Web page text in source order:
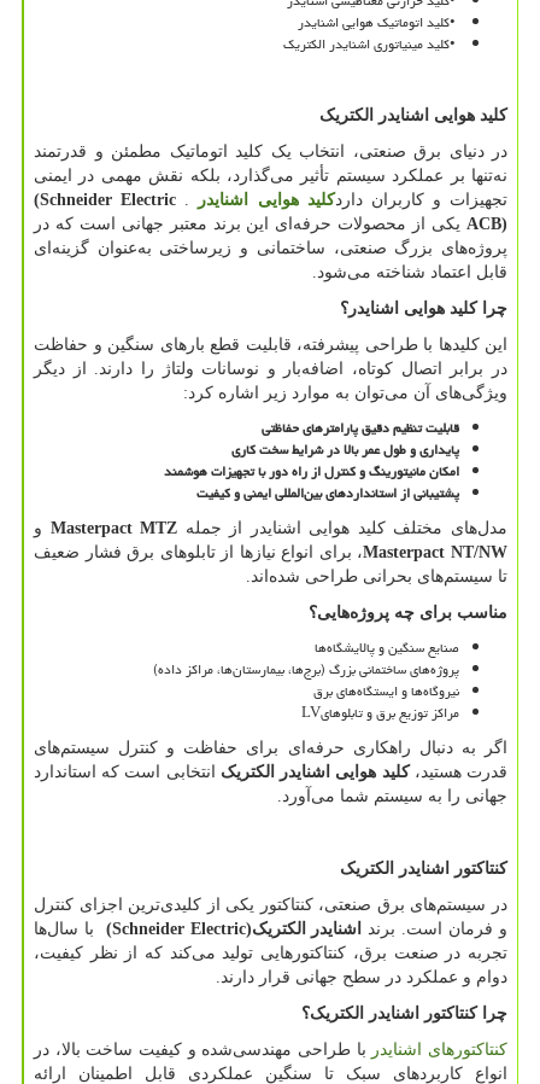
•کلید اتوماتیک هوایی اشنایدر
•کلید مینیاتوری اشنایدر الکتریک
کلید هوایی اشنایدر الکتریک
در دنیای برق صنعتی، انتخاب یک کلید اتوماتیک مطمئن و قدرتمند
نه‌تنها بر عملکرد سیستم تأثیر می‌گذارد، بلکه نقش مهمی در ایمنی
تجهیزات و کاربران داردکلید هوایی اشنایدر
(Schneider Electric
ACB) یکی از محصولات حرفه‌ای این برند معتبر جهانی است که در
پروژه‌های بزرگ صنعتی، ساختمانی و زیرساختی به‌عنوان گزینه‌ای
قابل اعتماد شناخته می‌شود.
چرا کلید هوایی اشنایدر؟
این کلیدها با طراحی پیشرفته، قابلیت قطع بارهای سنگین و حفاظت
در برابر اتصال کوتاه، اضافه‌بار و نوسانات ولتاژ را دارند. از دیگر
ویژگی‌های آن می‌توان به موارد زیر اشاره کرد:
قابلیت تنظیم دقیق پارامترهای حفاظتی
پایداری و طول عمر بالا در شرایط سخت کاری
امکان مانیتورینگ و کنترل از راه دور با تجهیزات هوشمند
پشتیبانی از استانداردهای بین‌المللی ایمنی و کیفیت
مدل‌های مختلف کلید هوایی اشنایدر از جمله Masterpact MTZ و
Masterpact NT/NW، برای انواع نیازها از تابلوهای برق فشار ضعیف
تا سیستم‌های بحرانی طراحی شده‌اند.
مناسب برای چه پروژه‌هایی؟
صنایع سنگین و پالایشگاه‌ها
پروژه‌های ساختمانی بزرگ (برج‌ها، بیمارستان‌ها، مراکز داده)
نیروگاه‌ها و ایستگاه‌های برق
مراکز توزیع برق و تابلوهایLV
اگر به دنبال راهکاری حرفه‌ای برای حفاظت و کنترل سیستم‌های
قدرت هستید،کلید هوایی اشنایدر الکتریک انتخابی است که استاندارد
جهانی را به سیستم شما می‌آورد.
کنتاکتور اشنایدر الکتریک
در سیستم‌های برق صنعتی، کنتاکتور یکی از کلیدی‌ترین اجزای کنترل
و فرمان است. برند
اشنایدر الکتریک(Schneider Electric)
با سال‌ها
تجربه در صنعت برق، کنتاکتورهایی تولید می‌کند که از نظر کیفیت،
دوام و عملکرد در سطح جهانی قرار دارند.
چرا کنتاکتور اشنایدر الکتریک؟
کنتاکتورهای اشنایدر با طراحی مهندسی‌شده و کیفیت ساخت بالا، در
انواع کاربردهای سبک تا سنگین عملکردی قابل اطمینان ارائه